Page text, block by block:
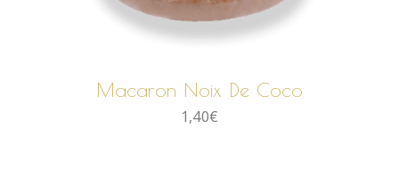
AJOUTER AU PANIER
Macaron Noix De Coco
1,40€